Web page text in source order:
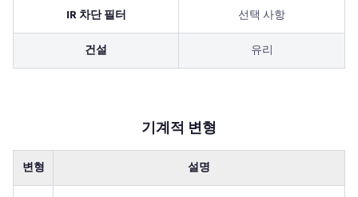
IR 차단 필터 선택 사항
건설 유리
기계적 변형
변형 설명